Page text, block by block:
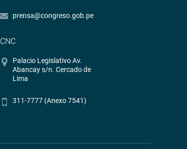
prensa@congreso.gob.pe
CNC
Palacio Legislativo Av.
Abancay s/n. Cercado de
Lima
311-7777 (Anexo 7541)